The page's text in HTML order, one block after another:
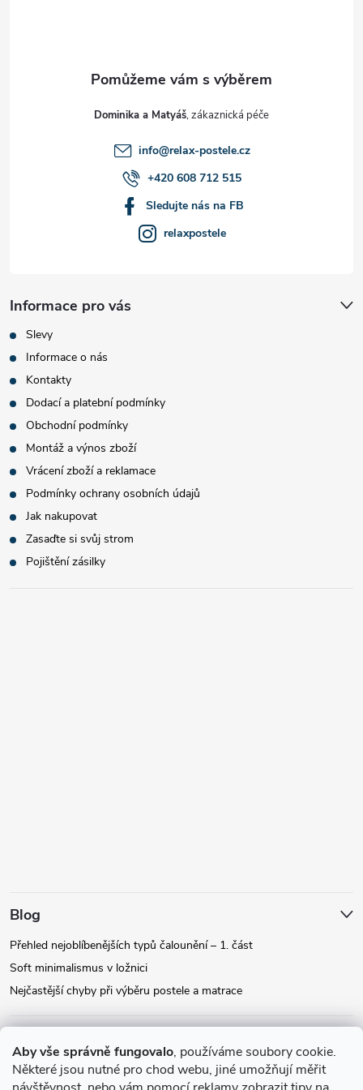
Aby vše správně fungovalo, používáme soubory cookie.
Některé jsou nutné pro chod webu, jiné umožňují měřit
Dominika a Matyáš
info@relax-postele.cz
+420 608 712 515
Sledujte nás na FB
relaxpostele
Informace pro vás
Slevy
Informace o nás
Kontakty
Dodací a platební podmínky
Obchodní podmínky
Montáž a výnos zboží
Vrácení zboží a reklamace
Podmínky ochrany osobních údajů
Jak nakupovat
Zasaďte si svůj strom
Pojištění zásilky
Blog
Přehled nejoblíbenějších typů čalounění – 1. část
Soft minimalismus v ložnici
Nejčastější chyby při výběru postele a matrace